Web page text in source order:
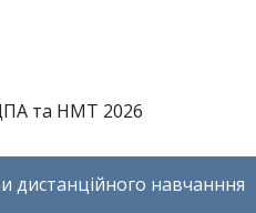
та НМТ 2026
дистанційного навчанння